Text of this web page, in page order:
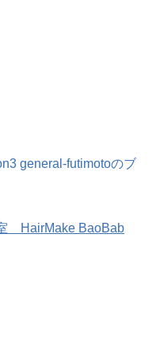
general-futimotoのブ
HairMake BaoBab